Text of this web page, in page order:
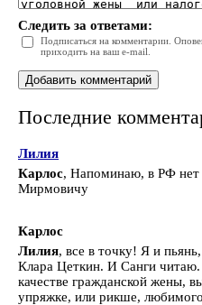
Следить за ответами:
Подписаться на комментарии.
приходить на ваш e-mail.
Последние
Лилия
Карлос, Напоминаю, в РФ нет
Мирмовичу
Карлос
Лилия, все в точку! Я и
Клара Цеткин. И Санги
качестве гражданской жены,
упряжке, или рикше,